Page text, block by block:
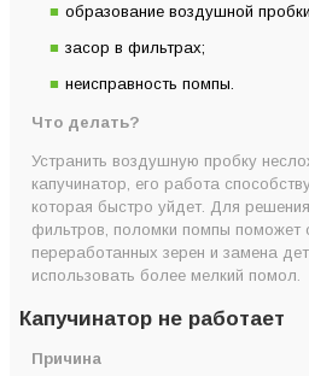
образование воздушной
засор в фильтрах;
неисправность помпы.
Что делать?
Устранить воздушную пробку
капучинатор, его работа
которая быстро уйдет. Для
фильтров, поломки помпы поможет
переработанных зерен и замена
использовать более мелкий помол.
Капучинатор не работает
Причина